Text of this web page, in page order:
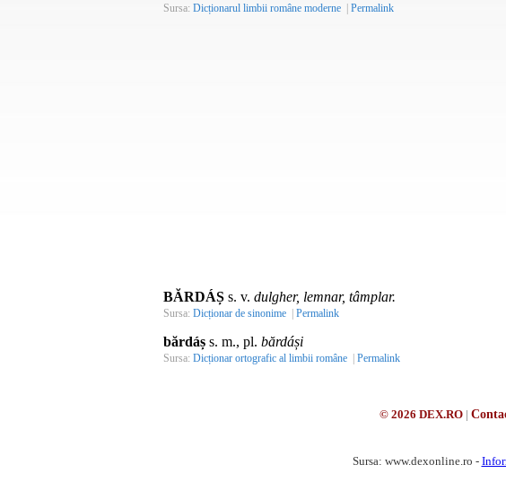
Sursa: Dicționarul limbii române moderne | Permalink
BĂRDÁȘ s. v. dulgher, lemnar, tâmplar.
Sursa: Dicționar de sinonime | Permalink
bărdáș s. m., pl. bărdáși
Sursa: Dicționar ortografic al limbii române | Permalink
© 2026 DEX.RO|
Sursa: www.dexonline.ro -